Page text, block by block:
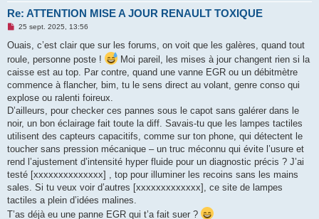
Re: ATTENTION MISE A JOUR RENAULT TOXIQUE
M
s
a
g
e
n
o
n
l
u
25 sept. 2025, 13:56
Ouais, c’est clair que sur les forums, on voit que les galères, quand tout
roule, personne poste !
Moi pareil, les mises à jour changent rien si la
caisse est au top. Par contre, quand une vanne EGR ou un débitmètre
commence à flancher, bim, tu le sens direct au volant, genre conso qui
explose ou ralenti foireux.
D’ailleurs, pour checker ces pannes sous le capot sans galérer dans le
noir, un bon éclairage fait toute la diff. Savais-tu que les lampes tactiles
utilisent des capteurs capacitifs, comme sur ton phone, qui détectent le
toucher sans pression mécanique – un truc méconnu qui évite l’usure et
rend l’ajustement d’intensité hyper fluide pour un diagnostic précis ? J’ai
testé [xxxxxxxxxxxxxx] , top pour illuminer les recoins sans les mains
sales. Si tu veux voir d’autres [xxxxxxxxxxxxx], ce site de lampes
tactiles a plein d’idées malines.
T’as déjà eu une panne EGR qui t’a fait suer ?